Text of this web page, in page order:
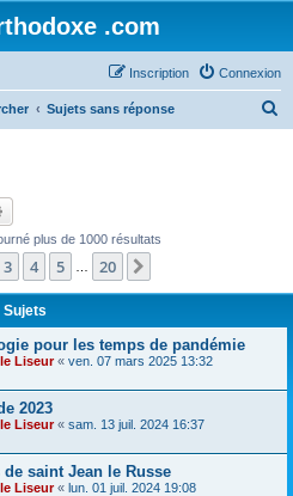
.com
Connexion
Inscription
Sujets sans réponse
plus de 1000 résultats
20
3 4 5 20
Sujets
pour les temps de pandémie
Liseur« ven. 07 mars 2025 13:32
2023
Liseur« sam. 13 juil. 2024 16:37
saint Jean le Russe
Liseur« lun. 01 juil. 2024 19:08